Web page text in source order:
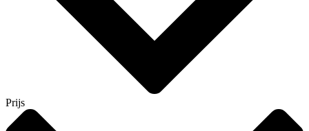
Prijs